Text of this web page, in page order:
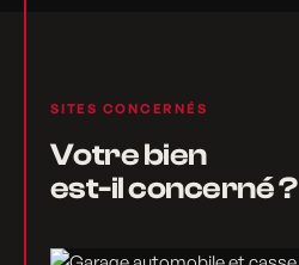
SITES CONCERNÉS
Votre bien
est-il concerné ?